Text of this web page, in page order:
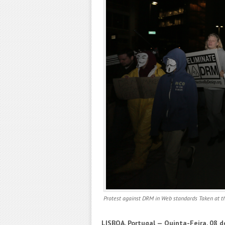
Protest against DRM in Web standards Taken at
LISBOA, Portugal — Quinta-Feira, 08